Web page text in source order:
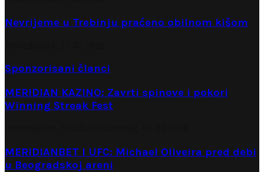
Nevrijeme u Trebinju praćeno obilnom kišom
Sponzorisani članci
MERIDIAN KAZINO: Zavrti spinove i pokori
Winning Streak Fest
MERIDIANBET I UFC: Michael Oliveira pred debi
u Beogradskoj areni